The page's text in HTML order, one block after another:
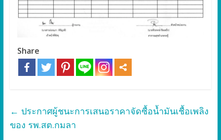
Share
← ประกาศผู้ชนะการเสนอราคาจัดซื้อน้ำมันเชื้อเพลิง
ของ รพ.สต.กมลา